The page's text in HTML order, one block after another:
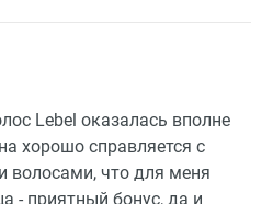
Lebel оказалась вполне
хорошо справляется с
волосами, что для меня
- приятный бонус, да и